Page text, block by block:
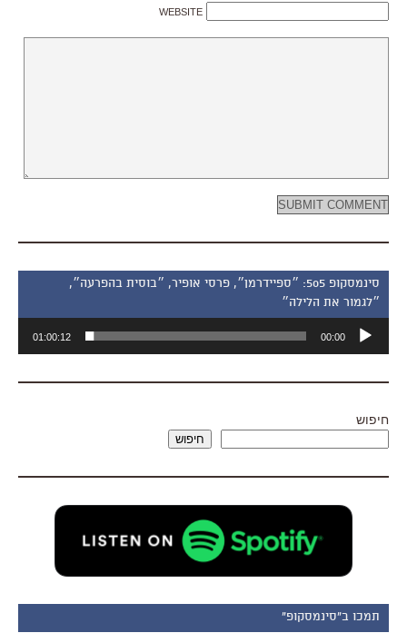
WEBSITE
סינמסקופ 505: ״ספיידרמן״, פרסי אופיר, ״בוסית בהפרעה״,
״לגמור את הלילה״
אודיו
00:00
01:00:12
חיפוש
חיפוש
תמכו ב"סינמסקופ"